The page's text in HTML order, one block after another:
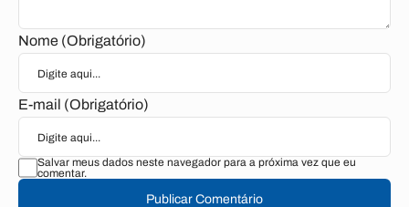
Nome (Obrigatório)
E-mail (Obrigatório)
Salvar meus dados neste navegador para a próxima vez que eu
comentar.
Publicar Comentário